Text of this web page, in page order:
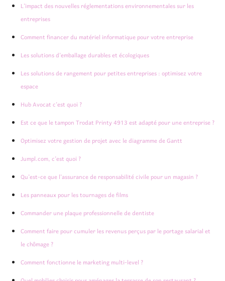
L’impact des nouvelles réglementations environnementales sur les
entreprises
Comment financer du matériel informatique pour votre entreprise
Les solutions d’emballage durables et écologiques
Les solutions de rangement pour petites entreprises : optimisez votre
espace
Hub Avocat c’est quoi ?
Est ce que le tampon Trodat Printy 4913 est adapté pour une entreprise ?
Optimisez votre gestion de projet avec le diagramme de Gantt
Jumpl.com, c’est quoi ?
Qu’est-ce que l’assurance de responsabilité civile pour un magasin ?
Les panneaux pour les tournages de films
Commander une plaque professionnelle de dentiste
Comment faire pour cumuler les revenus perçus par le portage salarial et
le chômage ?
Comment fonctionne le marketing multi-level ?